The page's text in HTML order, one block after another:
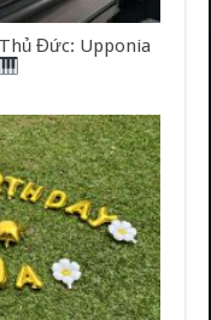
Đức: Upponia